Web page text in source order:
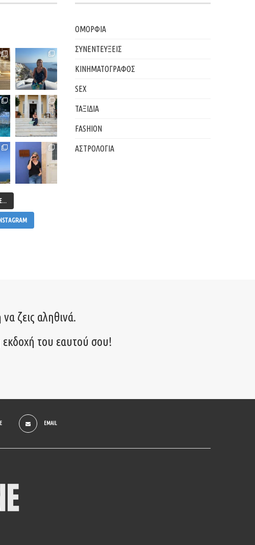
ΟΜΟΡΦΙΑ
ΣΥΝΕΝΤΕΥΞΕΙΣ
ΚΙΝΗΜΑΤΟΓΡΑΦΟΣ
SEX
ΤΑΞΙΔΙΑ
FASHION
ΑΣΤΡΟΛΟΓΙΑ
ζεις αληθινά.
του εαυτού σου!
EMAIL